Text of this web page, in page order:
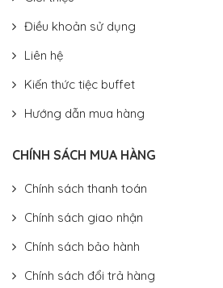
Điều khoản sử dụng
Liên hệ
Kiến thức tiệc buffet
Hướng dẫn mua hàng
CHÍNH SÁCH MUA HÀNG
Chính sách thanh toán
Chính sách giao nhận
Chính sách bảo hành
Chính sách đổi trả hàng